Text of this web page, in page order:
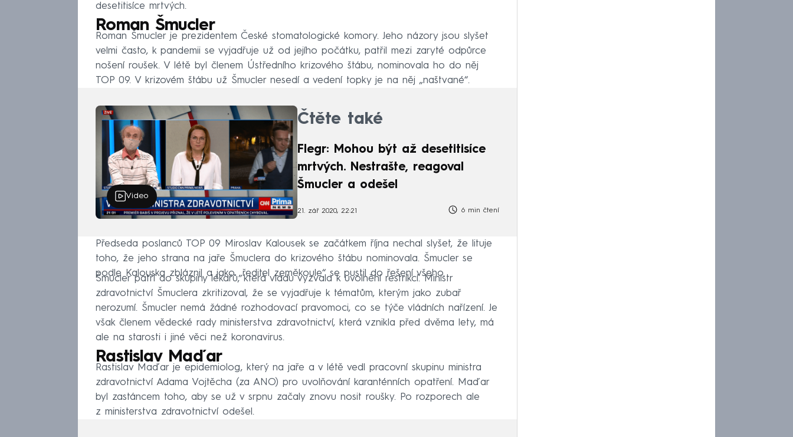
desetitisíce mrtvých.
Roman Šmucler
Roman Šmucler je prezidentem České stomatologické komory. Jeho názory jsou slyšet
velmi často, k pandemii se vyjadřuje už od jejího počátku, patřil mezi zaryté odpůrce
nošení roušek. V létě byl členem Ústředního krizového štábu, nominovala ho do něj
TOP 09. V krizovém štábu už Šmucler nesedí a vedení topky je na něj „naštvané“.
Video
Čtěte také
Flegr: Mohou být až desetitisíce
mrtvých. Nestrašte, reagoval
Šmucler a odešel
21. zář 2020, 22:21 6 min čtení
Předseda poslanců TOP 09 Miroslav Kalousek se začátkem října nechal slyšet, že lituje
toho, že jeho strana na jaře Šmuclera do krizového štábu nominovala. Šmucler se
podle Kalouska zbláznil a jako „ředitel zeměkoule“ se pustil do řešení všeho.
Šmucler patří do skupiny lékařů, která vládu vyzvala k uvolnění restrikcí. Ministr
zdravotnictví Šmuclera zkritizoval, že se vyjadřuje k tématům, kterým jako zubař
nerozumí. Šmucler nemá žádné rozhodovací pravomoci, co se týče vládních nařízení. Je
však členem vědecké rady ministerstva zdravotnictví, která vznikla před dvěma lety, má
ale na starosti i jiné věci než koronavirus.
Rastislav Maďar
Rastislav Maďar je epidemiolog, který na jaře a v létě vedl pracovní skupinu ministra
zdravotnictví Adama Vojtěcha (za ANO) pro uvolňování karanténních opatření. Maďar
byl zastáncem toho, aby se už v srpnu začaly znovu nosit roušky. Po rozporech ale
z ministerstva zdravotnictví odešel.